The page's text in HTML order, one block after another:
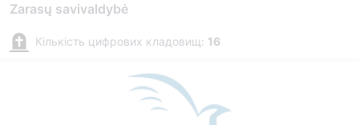
Zarasų savivaldybė
Кількість цифрових кладовищ: 16